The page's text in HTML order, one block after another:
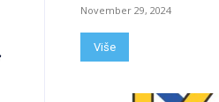
November 29, 2024
Više